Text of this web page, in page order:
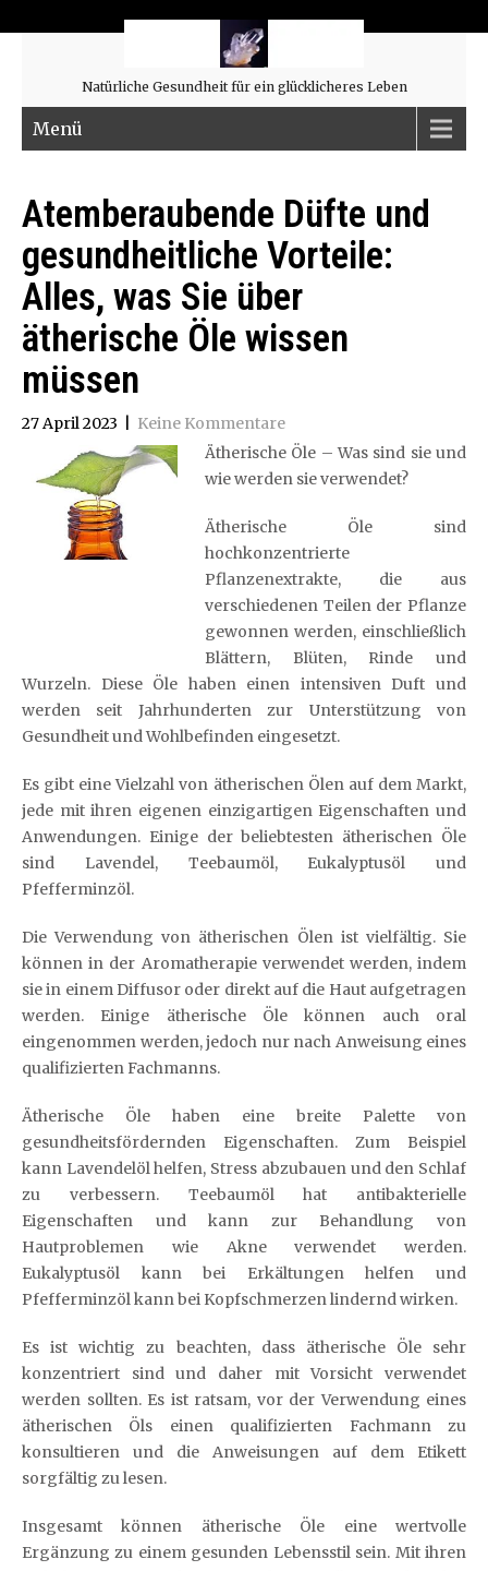
Natürliche Gesundheit für ein glücklicheres Leben
Menü
Atemberaubende Düfte und
gesundheitliche Vorteile:
Alles, was Sie über
ätherische Öle wissen
müssen
27 April 2023
Keine Kommentare
Ätherische Öle – Was sind sie und
wie werden sie verwendet?
Ätherische Öle sind
hochkonzentrierte
Pflanzenextrakte, die aus
verschiedenen Teilen der Pflanze
gewonnen werden, einschließlich
Blättern, Blüten, Rinde und
Wurzeln. Diese Öle haben einen intensiven Duft und
werden seit Jahrhunderten zur Unterstützung von
Gesundheit und Wohlbefinden eingesetzt.
Es gibt eine Vielzahl von ätherischen Ölen auf dem Markt,
jede mit ihren eigenen einzigartigen Eigenschaften und
Anwendungen. Einige der beliebtesten ätherischen Öle
sind Lavendel, Teebaumöl, Eukalyptusöl und
Pfefferminzöl.
Die Verwendung von ätherischen Ölen ist vielfältig. Sie
können in der Aromatherapie verwendet werden, indem
sie in einem Diffusor oder direkt auf die Haut aufgetragen
werden. Einige ätherische Öle können auch oral
eingenommen werden, jedoch nur nach Anweisung eines
qualifizierten Fachmanns.
Ätherische Öle haben eine breite Palette von
gesundheitsfördernden Eigenschaften. Zum Beispiel
kann Lavendelöl helfen, Stress abzubauen und den Schlaf
zu verbessern. Teebaumöl hat antibakterielle
Eigenschaften und kann zur Behandlung von
Hautproblemen wie Akne verwendet werden.
Eukalyptusöl kann bei Erkältungen helfen und
Pfefferminzöl kann bei Kopfschmerzen lindernd wirken.
Es ist wichtig zu beachten, dass ätherische Öle sehr
konzentriert sind und daher mit Vorsicht verwendet
werden sollten. Es ist ratsam, vor der Verwendung eines
ätherischen Öls einen qualifizierten Fachmann zu
konsultieren und die Anweisungen auf dem Etikett
sorgfältig zu lesen.
Insgesamt können ätherische Öle eine wertvolle
Ergänzung zu einem gesunden Lebensstil sein. Mit ihren